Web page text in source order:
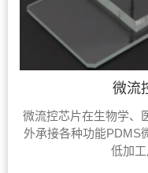
微流
微流控芯片在生物学、
外承接各种功能PDMS
低加工